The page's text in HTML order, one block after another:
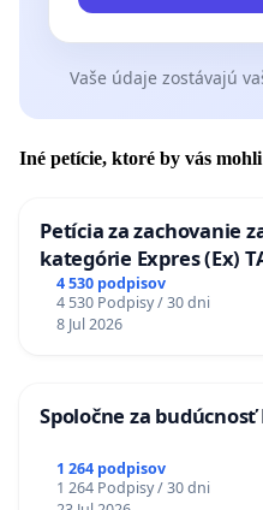
Vaše údaje zostávajú
Iné petície, ktoré by vás
Petícia za zachovanie
kategórie Expres (Ex)
stanici Púchov
4 530 podpisov
4 530 Podpisy / 30 dni
8 Jul 2026
Spoločne za budúcnosť
1 264 podpisov
1 264 Podpisy / 30 dni